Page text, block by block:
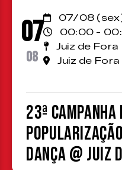
07
08
07/08
00:00 -
Juiz de Fora
Juiz de
23ª Campanha
Dança @ Juiz